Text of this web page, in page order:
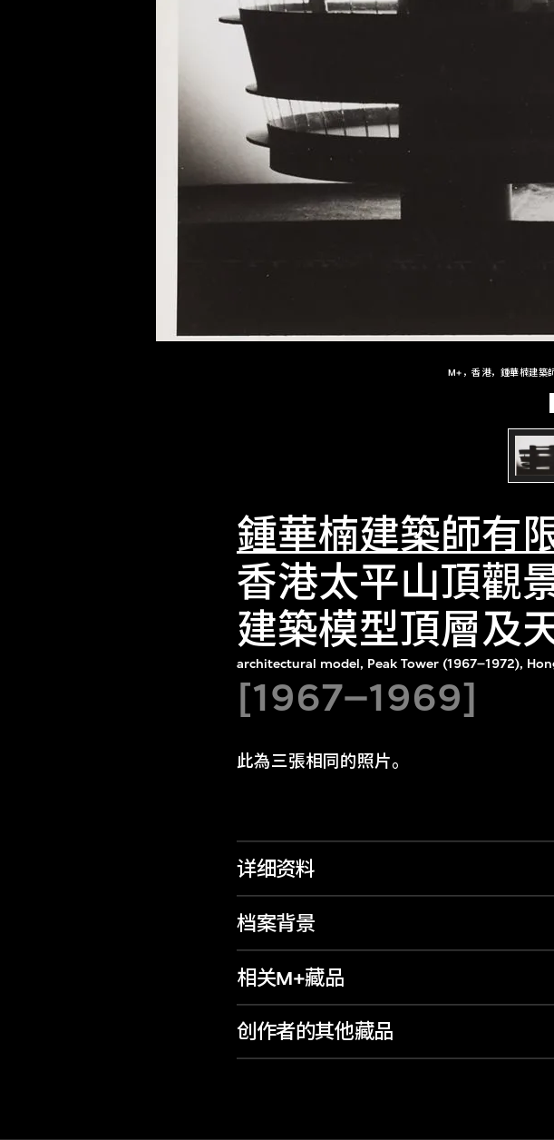
M+，香港，鍾華楠建築
鍾華楠建築師有
香港太平山頂觀
建築模型頂層及
architectural model, Peak Tower (1967–1972),
[1967–1969]
此為三張相同的照片。
详细资料
档案背景
相关M+藏品
创作者的其他藏品